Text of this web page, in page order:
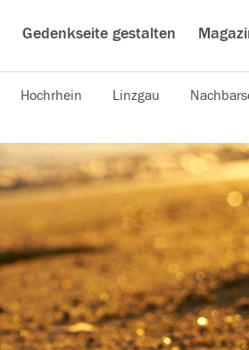
Gedenkseite gestalten
Hochrhein Linzgau